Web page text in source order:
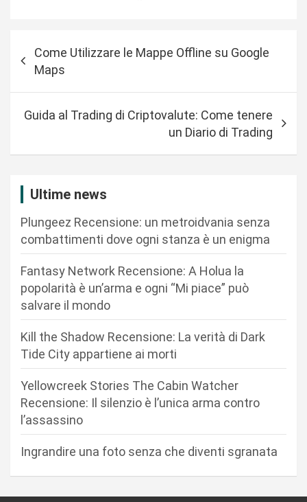
a
Come Utilizzare le Mappe Offline su Google
Maps
Guida al Trading di Criptovalute: Come tenere
un Diario di Trading
Ultime news
Plungeez Recensione: un metroidvania senza
combattimenti dove ogni stanza è un enigma
Fantasy Network Recensione: A Holua la
popolarità è un’arma e ogni “Mi piace” può
salvare il mondo
Kill the Shadow Recensione: La verità di Dark
Tide City appartiene ai morti
Yellowcreek Stories The Cabin Watcher
Recensione: Il silenzio è l’unica arma contro
l’assassino
Ingrandire una foto senza che diventi sgranata